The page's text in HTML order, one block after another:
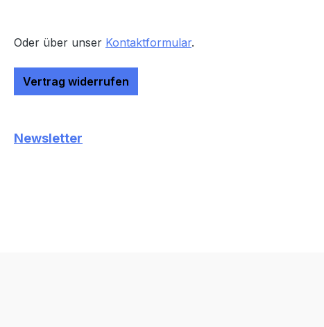
Oder über unser Kontaktformular.
Vertrag widerrufen
Newsletter